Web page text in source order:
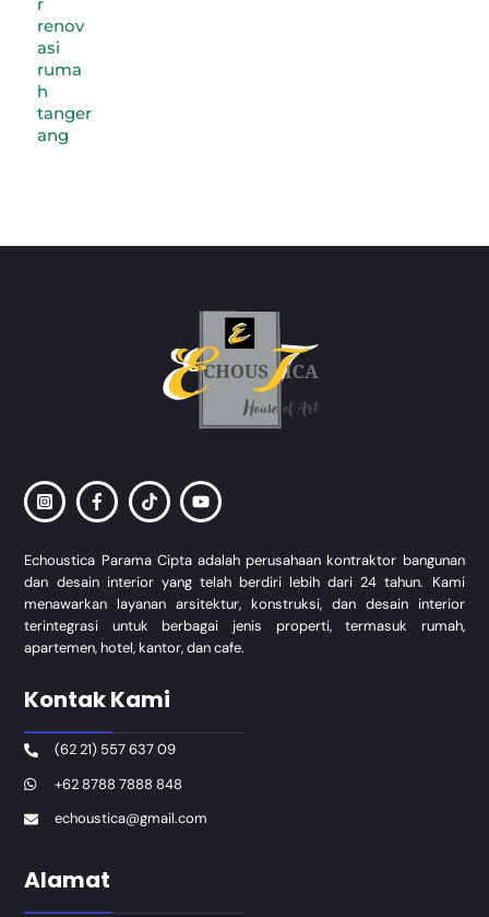
Echoustica Parama Cipta adalah perusahaan kontraktor bangunan
dan desain interior yang telah berdiri lebih dari 24 tahun. Kami
menawarkan layanan arsitektur, konstruksi, dan desain interior
terintegrasi untuk berbagai jenis properti, termasuk rumah,
apartemen, hotel, kantor, dan cafe.
Kontak Kami
(62 21) 557 637 09
+62 8788 7888 848
echoustica@gmail.com
Alamat